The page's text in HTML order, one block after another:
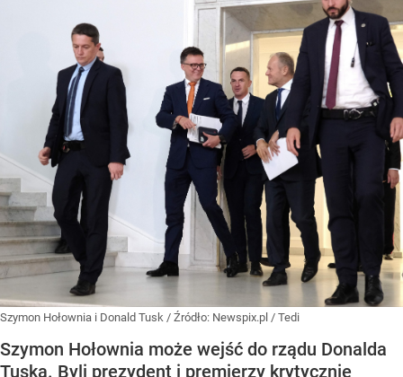
Szymon Hołownia i Donald Tusk / Źródło: Newspix.pl / Tedi
Szymon Hołownia może wejść do rządu Donalda
Tuska. Byli prezydent i premierzy krytycznie